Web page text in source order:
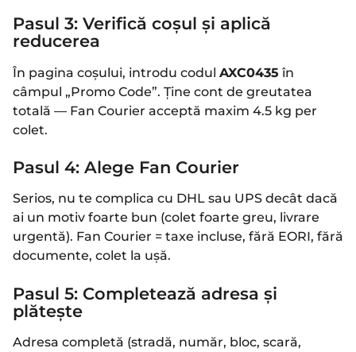
Pasul 3: Verifică coșul și aplică
reducerea
În pagina coșului, introdu codul AXC0435 în
câmpul „Promo Code”. Ține cont de greutatea
totală — Fan Courier acceptă maxim 4.5 kg per
colet.
Pasul 4: Alege Fan Courier
Serios, nu te complica cu DHL sau UPS decât dacă
ai un motiv foarte bun (colet foarte greu, livrare
urgentă). Fan Courier = taxe incluse, fără EORI, fără
documente, colet la ușă.
Pasul 5: Completează adresa și
plătește
Adresa completă (stradă, număr, bloc, scară,